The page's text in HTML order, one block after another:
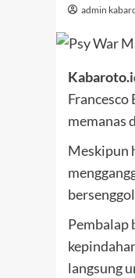
admin
memanas
Meskipun
Pembalap
langsung